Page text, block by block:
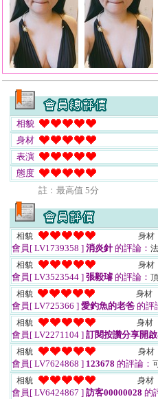
相貌
身材
表演
態度
註﹕最高值 5分
相貌 身材
會員[ LV1739358 ] 消炎針 的評論：
相貌 身材
會員[ LV3523544 ] 張毅璿 的評論：
相貌 身材
會員[ LV725366 ] 愛釣魚的老爸 的評
相貌 身材
會員[ LV2271104 ] 訂閱按讚分享開
相貌 身材
會員[ LV7624868 ] 123678 的評論：
相貌 身材
會員[ LV6424867 ] 訪客00000028 的